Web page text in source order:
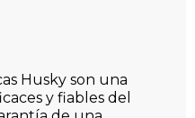
Husky son una
y fiables del